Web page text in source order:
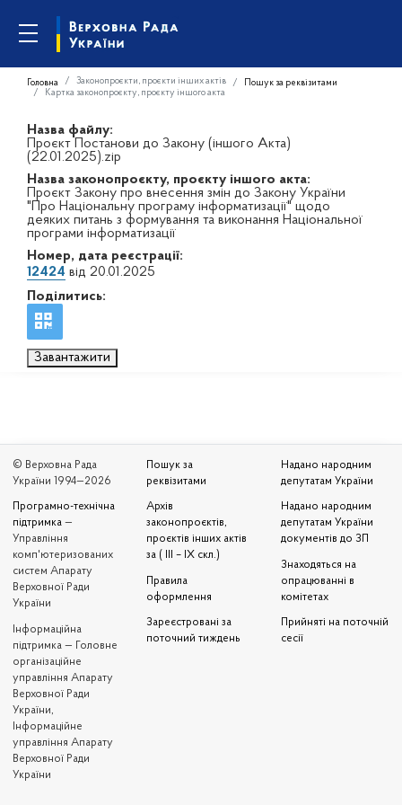
Головна Законопроєкти, проєкти інших актів
Пошук за реквізитами
Картка законопроєкту, проєкту іншого акта
Назва файлу:
Проєкт Постанови до Закону (іншого Акта)
(22.01.2025).zip
Назва законопроєкту, проєкту іншого акта:
Проєкт Закону про внесення змін до Закону України
"Про Національну програму інформатизації" щодо
деяких питань з формування та виконання Національної
програми інформатизації
Номер, дата реєстрації:
12424 від 20.01.2025
Поділитись:
Завантажити
© Верховна Рада
України 1994—2026
Програмно-технічна
підтримка —
Управління
комп'ютеризованих
систем Апарату
Верховної Ради
України
Iнформаційна
підтримка — Головне
організаційне
управління Апарату
Верховної Ради
України,
Інформаційне
управління Апарату
Верховної Ради
України
Пошук за
реквізитами
Архів
законопроєктів,
проєктів інших актів
за ( III – IX скл.)
Правила
оформлення
Зареєстровані за
поточний тиждень
Надано народним
депутатам України
Надано народним
депутатам України
документів до ЗП
Знаходяться на
опрацюванні в
комітетах
Прийняті на поточній
сесії